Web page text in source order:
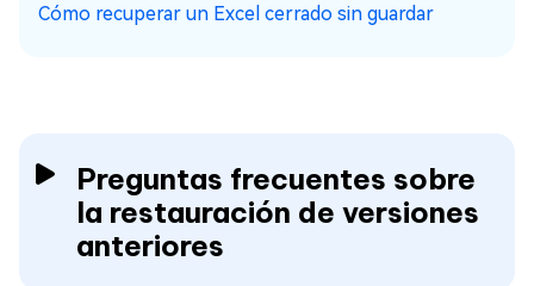
Cómo recuperar un Excel cerrado sin guardar
Preguntas frecuentes sobre
la restauración de versiones
anteriores